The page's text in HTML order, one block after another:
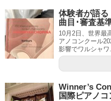
体験者が語
曲目･審査基
10月2日、世界最
アノコンクール
影響でワルシャワ
Winner’s
国際ピアノコ